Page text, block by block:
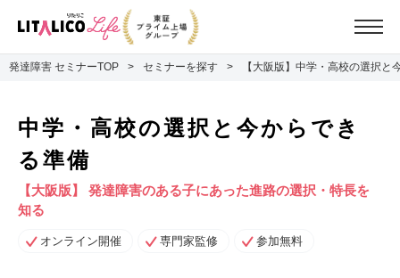
発達障害 セミナーTOP セミナーを探す 【大阪版】中学・高校の選択と
中学・高校の選択と今からでき
る準備
【大阪版】 発達障害のある子にあった進路の選択・特長を
知る
オンライン開催 専門家監修 参加無料